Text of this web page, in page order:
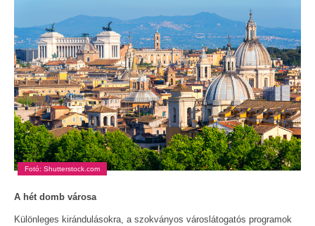
Fotó: Shutterstock.com
A hét domb városa
Különleges kirándulásokra, a szokványos városlátogatós programok